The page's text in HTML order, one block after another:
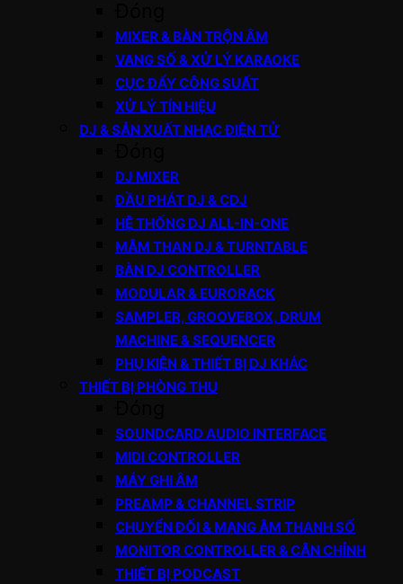
MIXER & BÀN TRỘN ÂM
VANG SỐ & XỬ LÝ KARAOKE
CỤC ĐẨY CÔNG SUẤT
XỬ LÝ TÍN HIỆU
DJ & SẢN XUẤT NHẠC ĐIỆN TỬ
DJ MIXER
ĐẦU PHÁT DJ & CDJ
HỆ THỐNG DJ ALL-IN-ONE
MÂM THAN DJ & TURNTABLE
BÀN DJ CONTROLLER
MODULAR & EURORACK
SAMPLER, GROOVEBOX, DRUM
MACHINE & SEQUENCER
PHỤ KIỆN & THIẾT BỊ DJ KHÁC
THIẾT BỊ PHÒNG THU
SOUNDCARD AUDIO INTERFACE
MIDI CONTROLLER
MÁY GHI ÂM
PREAMP & CHANNEL STRIP
CHUYỂN ĐỔI & MẠNG ÂM THANH SỐ
MONITOR CONTROLLER & CÂN CHỈNH
THIẾT BỊ PODCAST